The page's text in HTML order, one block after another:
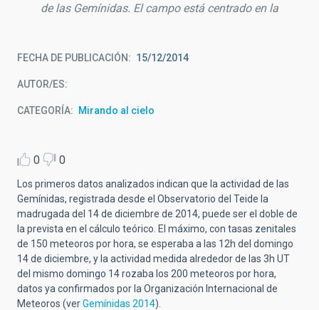
de las Gemínidas. El campo está centrado en la
FECHA DE PUBLICACIÓN 15/12/2014
AUTOR/ES
CATEGORÍA Mirando al cielo
0 0
Los primeros datos analizados indican que la actividad de las
Gemínidas, registrada desde el Observatorio del Teide la
madrugada del 14 de diciembre de 2014, puede ser el doble de
la prevista en el cálculo teórico. El máximo, con tasas zenitales
de 150 meteoros por hora, se esperaba a las 12h del domingo
14 de diciembre, y la actividad medida alrededor de las 3h UT
del mismo domingo 14 rozaba los 200 meteoros por hora,
datos ya confirmados por la Organización Internacional de
Meteoros (verGemínidas 2014).